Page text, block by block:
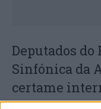
Deputados do
Sinfónica da
certame